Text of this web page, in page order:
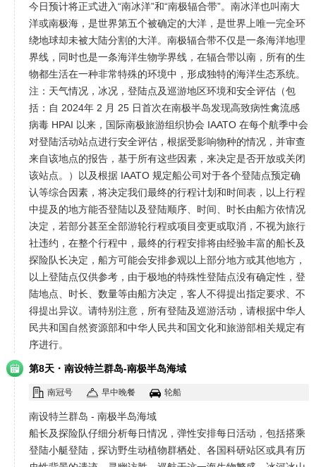
今日预计将正式进入“南冰洋”和“南极辐合带”。南冰洋也叫南大
洋或南极海，是世界第五个被确定的大洋，是世界上唯一完全环
绕地球却未被大陆分割的大洋。南极辐合带不仅是一条海洋地理
界线，同时也是一条海洋生物学界线，在辐合带以南，所有的生
物都生活在一种非常特殊的环境中，形成独特的海洋生态系统。
注：天气情况，冰况，登陆点及巡游地区环境和安全评估（包
括：自 2024年 2 月 25 日首次在南极半岛发现高致病性禽流感
病毒 HPAI 以来，国际南极旅游组织协会 IAATO 在每个航季中会
对登陆活动站点进行安全评估，根据受影响物种的情况，并审查
来自该地点的报告，基于所有这些因素，来决定是否开放或关闭
该站点。）以及根据 IAATO 规定船公司对于各个登陆点预定确
认等综合因素，将决定我们最终的行程计划和时间表，以上行程
中提及的地方能否登陆以及登陆顺序、时间、时长由船方依情况
决定，若部分甚至全部游轮行程或项目变更或取消，不视为旅行
社违约，在整个行程中，最终的行程安排将由经验丰富的船长及
探险队长决定，船方可能会安排参观以上部分地方或其他地方，
以上登陆点仅供参考，由于极地的特殊性登陆点没有确定性，登
陆地点、时长、数量等由船方决定，客人不得提出指定要求、不
得提出异议。请特别注意，所有登陆及巡游活动，请根据中华人
民共和国自然资源部和中华人民共和国文化和旅游部相关规定有
序进行。
第8天 · 南设特兰群岛-南极半岛海域
南冠号 早中晚餐 轮船
南设特兰群岛 - 南极半岛海域
船长及探险队仔细分析每日情况，弹性安排每日活动，包括搭乘
登陆小艇登陆，探访野生动植物群栖处、各国科研站区或具有历